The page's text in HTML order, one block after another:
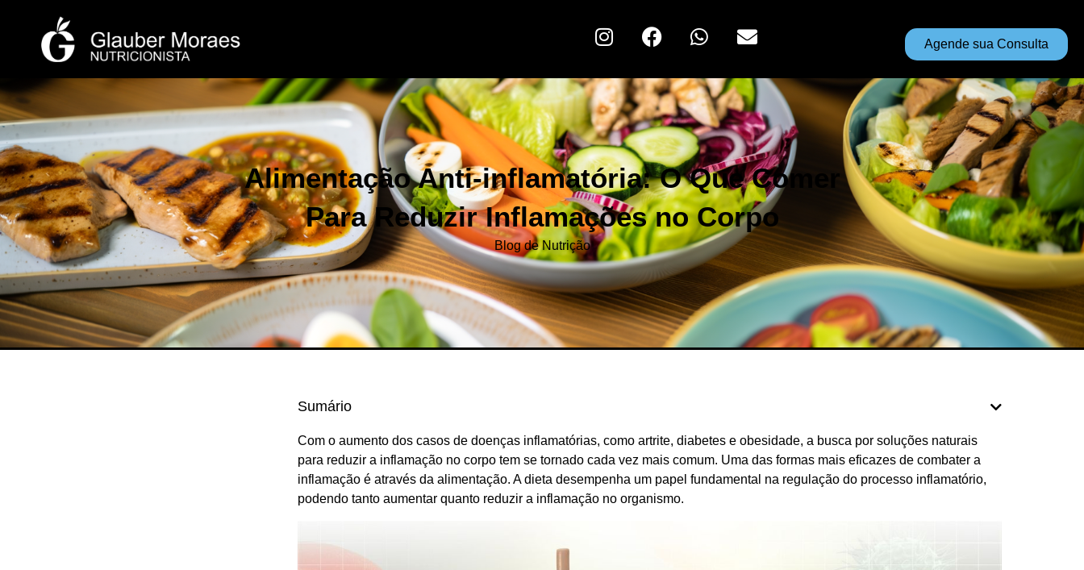
Agende sua Consulta
Alimentação Anti-inflamatória: O Que Comer
Para Reduzir Inflamações no Corpo
Blog de Nutrição
Sumário
Com o aumento dos casos de doenças inflamatórias, como artrite, diabetes e obesidade, a busca por soluções naturais
para reduzir a inflamação no corpo tem se tornado cada vez mais comum. Uma das formas mais eficazes de combater a
inflamação é através da alimentação. A dieta desempenha um papel fundamental na regulação do processo inflamatório,
podendo tanto aumentar quanto reduzir a inflamação no organismo.